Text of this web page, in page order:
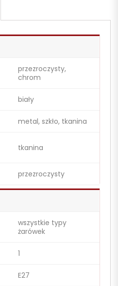
przezroczysty,
chrom
biały
metal, szkło, tkanina
tkanina
przezroczysty
wszystkie typy
żarówek
1
E27